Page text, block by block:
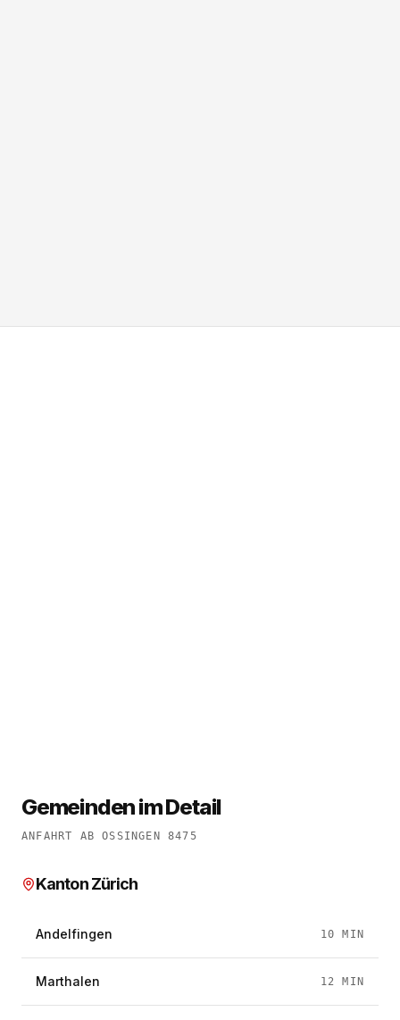
Gemeinden im Detail
ANFAHRT AB OSSINGEN 8475
Kanton Zürich
Andelfingen 10 MIN
Marthalen 12 MIN